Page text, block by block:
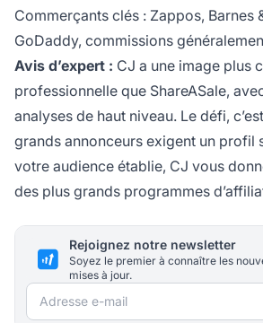
Commerçants clés : Zappos, Barnes
GoDaddy, commissions
Avis d’expert : CJ a une image plus
professionnelle que ShareASale,
analyses de haut niveau. Le défi,
grands annonceurs exigent un profil
votre audience établie, CJ vous
des plus grands programmes
Rejoignez notre newsletter
Soyez le premier à connaître les
mises à jour.
Adresse e-mail